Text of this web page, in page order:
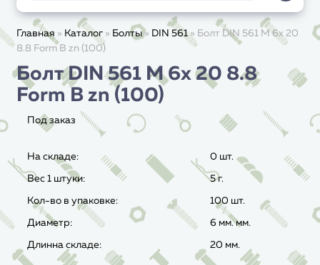
Главная » Каталог » Болты » DIN 561» Болт DIN 561 M 6х 20
8.8 Form B zn (100)
Болт DIN 561 M 6х 20 8.8
Form B zn (100)
Под заказ
На складе: 0 шт.
Вес 1 штуки: 5г.
Кол-во в упаковке: 100 шт.
Диаметр: 6 мм. мм.
Длинна складе: 20 мм.